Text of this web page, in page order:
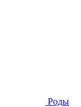
Роды